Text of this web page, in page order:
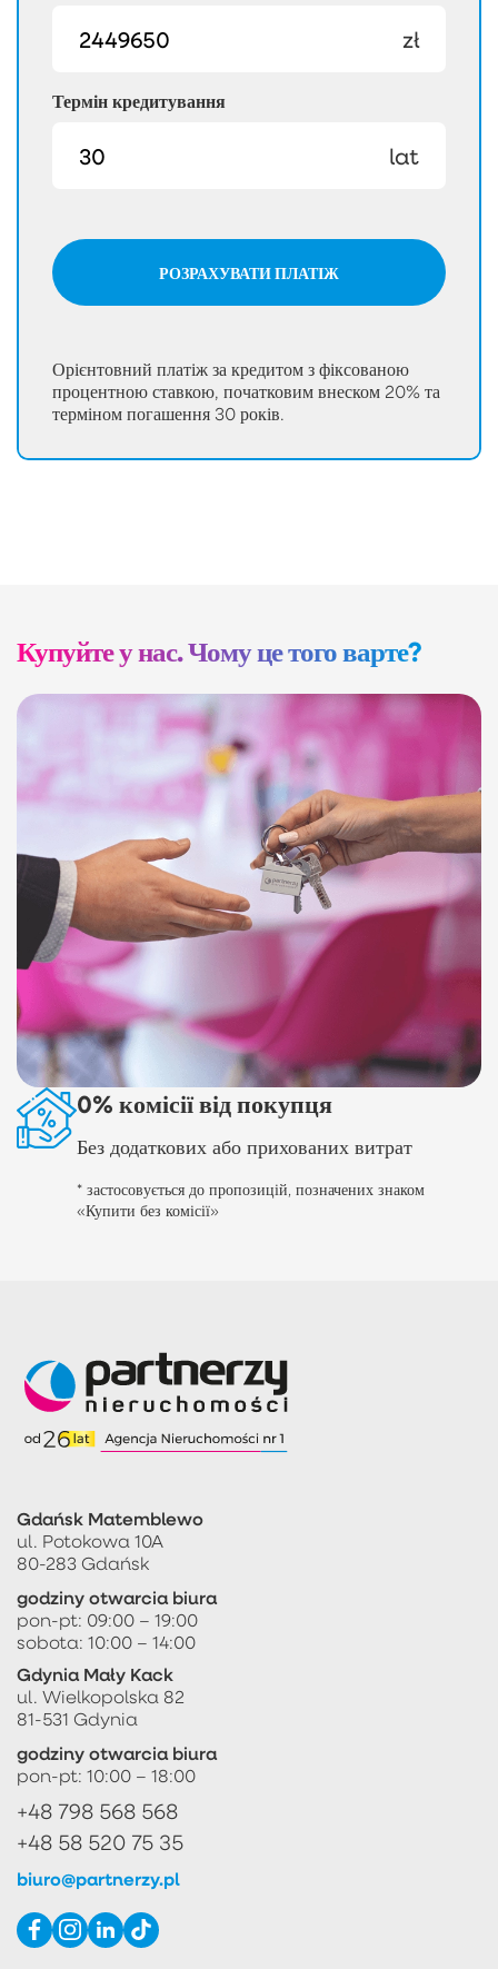
zł
Термін кредитування
lat
РОЗРАХУВАТИ ПЛАТІЖ
Орієнтовний платіж за кредитом з фіксованою
процентною ставкою, початковим внеском 20% та
терміном погашення 30 років.
Купуйте у нас. Чому це того варте?
0% комісії від покупця
Без додаткових або прихованих витрат
* застосовується до пропозицій, позначених знаком
«Купити без комісії»
Gdańsk Matemblewo
ul. Potokowa 10A
80-283 Gdańsk
godziny otwarcia biura
pon-pt: 09:00 – 19:00
sobota: 10:00 – 14:00
Gdynia Mały Kack
ul. Wielkopolska 82
81-531 Gdynia
godziny otwarcia biura
pon-pt: 10:00 – 18:00
+48 798 568 568
+48 58 520 75 35
biuro@partnerzy.pl